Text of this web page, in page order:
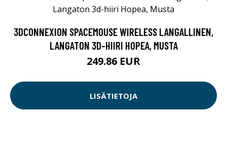
3DCONNEXION SPACEMOUSE WIRELESS LANGALLINEN,
LANGATON 3D-HIIRI HOPEA, MUSTA
249.86 EUR
LISÄTIETOJA